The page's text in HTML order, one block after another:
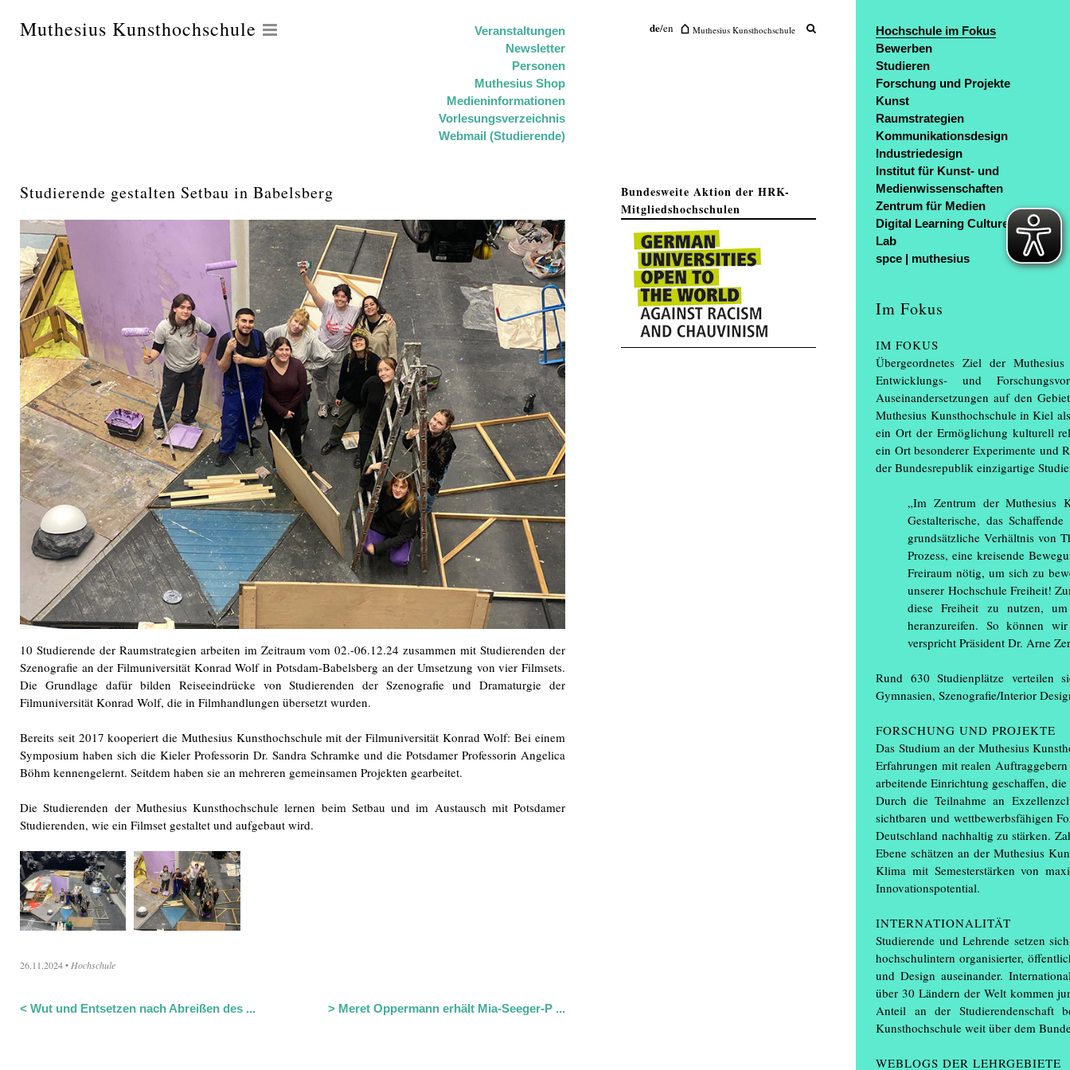
de/en Muthesius Kunsthochschule
Muthesius Kunsthochschule
Veranstaltungen
Newsletter
Personen
Muthesius Shop
Medieninformationen
Vorlesungsverzeichnis
Webmail (Studierende)
Studierende gestalten Setbau in Babelsberg
10 Studierende der Raumstrategien arbeiten im Zeitraum vom 02.-06.12.24 zusammen mit Studierenden der
Szenografie an der Filmuniversität Konrad Wolf in Potsdam-Babelsberg an der Umsetzung von vier Filmsets.
Die Grundlage dafür bilden Reiseeindrücke von Studierenden der Szenografie und Dramaturgie der
Filmuniversität Konrad Wolf, die in Filmhandlungen übersetzt wurden.
Bereits seit 2017 kooperiert die Muthesius Kunsthochschule mit der Filmuniversität Konrad Wolf: Bei einem
Symposium haben sich die Kieler Professorin Dr. Sandra Schramke und die Potsdamer Professorin Angelica
Böhm kennengelernt. Seitdem haben sie an mehreren gemeinsamen Projekten gearbeitet.
Die Studierenden der Muthesius Kunsthochschule lernen beim Setbau und im Austausch mit Potsdamer
Studierenden, wie ein Filmset gestaltet und aufgebaut wird.
26.11.2024• Hochschule
< Wut und Entsetzen nach Abreißen des ... > Meret Oppermann erhält Mia-Seeger-P ...
Bundesweite Aktion der HRK-
Mitgliedshochschulen
Hochschule im Fokus
Bewerben
Studieren
Forschung und Projekte
Kunst
Raumstrategien
Kommunikationsdesign
Industriedesign
Institut für Kunst- und
Medienwissenschaften
Zentrum für Medien
Digital Learning Culture Art
Lab
spce | muthesius
Im Fokus
IM FOKUS
Übergeordnetes Ziel der
Entwicklungs- und
Auseinandersetzungen auf den
Muthesius Kunsthochschule in Kiel
ein Ort der Ermöglichung kulturell
ein Ort besonderer Experimente und
der Bundesrepublik einzigartige
„Im Zentrum der Muthesius
Gestalterische, das
grundsätzliche Verhältnis von
Prozess, eine kreisende
Freiraum nötig, um sich zu
unserer Hochschule Freiheit!
diese Freiheit zu nutzen,
heranzureifen. So können
verspricht Präsident Dr. Arne
Rund 630 Studienplätze verteilen
Gymnasien, Szenografie/Interior
FORSCHUNG UND PROJEKTE
Das Studium an der Muthesius
Erfahrungen mit realen
arbeitende Einrichtung geschaffen,
Durch die Teilnahme an
sichtbaren und wettbewerbsfähigen
Deutschland nachhaltig zu stärken.
Ebene schätzen an der Muthesius
Klima mit Semesterstärken von
Innovationspotential.
INTERNATIONALITÄT
Studierende und Lehrende setzen
hochschulintern organisierter,
und Design auseinander.
über 30 Ländern der Welt kommen
Anteil an der Studierendenschaft
Kunsthochschule weit über dem
WEBLOGS DER LEHRGEBIETE